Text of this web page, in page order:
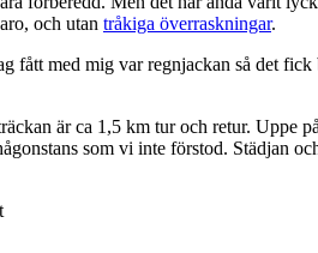
och utan tråkiga överraskningar.
med mig var regnjackan så det
är ca 1,5 km tur och retur. Uppe
som vi inte förstod. Städjan